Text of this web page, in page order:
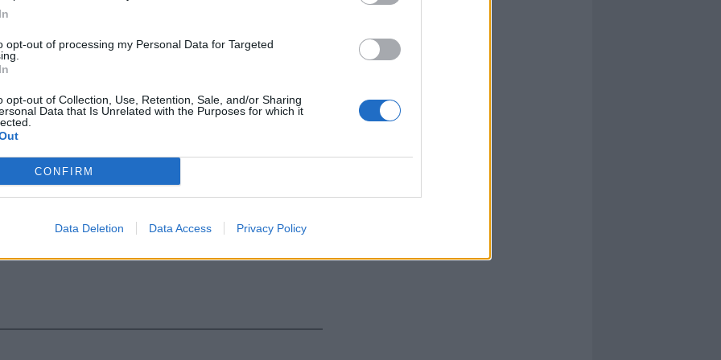
opt-out of processing my Personal Data for Targeted
opt-out of Collection, Use, Retention, Sale, and/or Sharing
Data that Is Unrelated with the Purposes for which it
CONFIRM
Data Deletion Data Access Privacy Policy